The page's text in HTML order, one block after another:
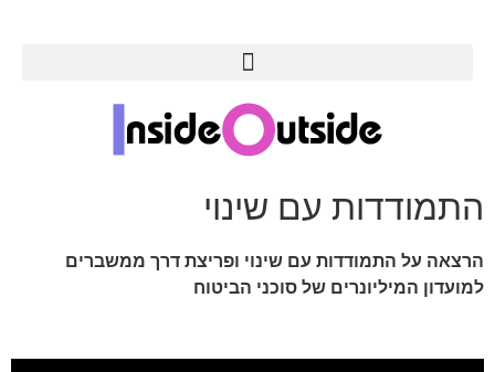
התמודדות עם שינוי
הרצאה על התמודדות עם שינוי ופריצת דרך ממשברים
למועדון המיליונרים של סוכני הביטוח